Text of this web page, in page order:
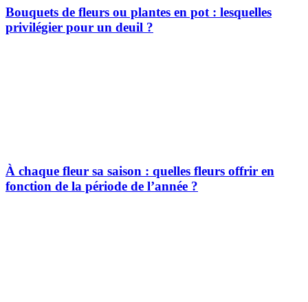
Bouquets de fleurs ou plantes en pot : lesquelles
privilégier pour un deuil ?
À chaque fleur sa saison : quelles fleurs offrir en
fonction de la période de l’année ?